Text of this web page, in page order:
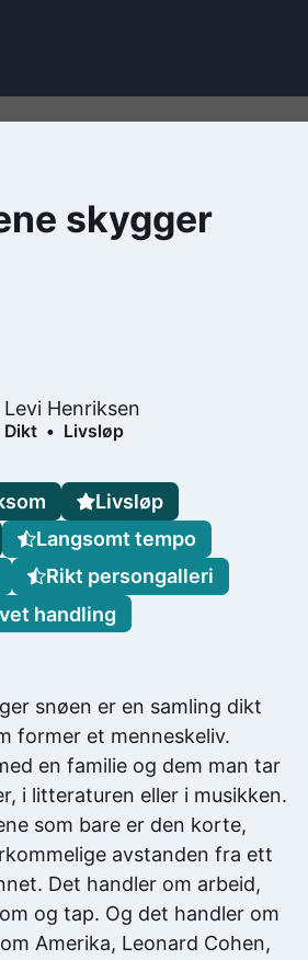
skygger
Levi Henriksen
Dikt Livsløp
snøen er en samling dikt
former et menneskeliv.
en familie og dem man tar
i litteraturen eller i musikken.
som bare er den korte,
avstanden fra ett
Det handler om arbeid,
og tap. Og det handler om
Amerika, Leonard Cohen,
Livsløp
Langsomt tempo
Rikt persongalleri
handling